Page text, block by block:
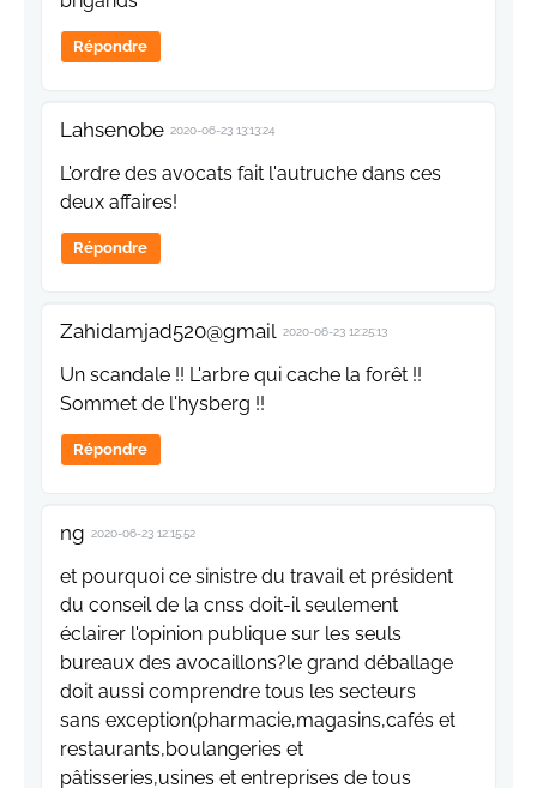
Répondre
Lahsenobe 2020-06-23 13:13:24
L'ordre des avocats fait l'autruche dans ces
deux affaires!
Répondre
Zahidamjad520@gmail 2020-06-23 12:25:13
Un scandale !! L'arbre qui cache la forêt !!
Sommet de l'hysberg !!
Répondre
ng 2020-06-23 12:15:52
et pourquoi ce sinistre du travail et président
du conseil de la cnss doit-il seulement
éclairer l'opinion publique sur les seuls
bureaux des avocaillons?le grand déballage
doit aussi comprendre tous les secteurs
sans exception(pharmacie,magasins,cafés et
restaurants,boulangeries et
pâtisseries,usines et entreprises de tous